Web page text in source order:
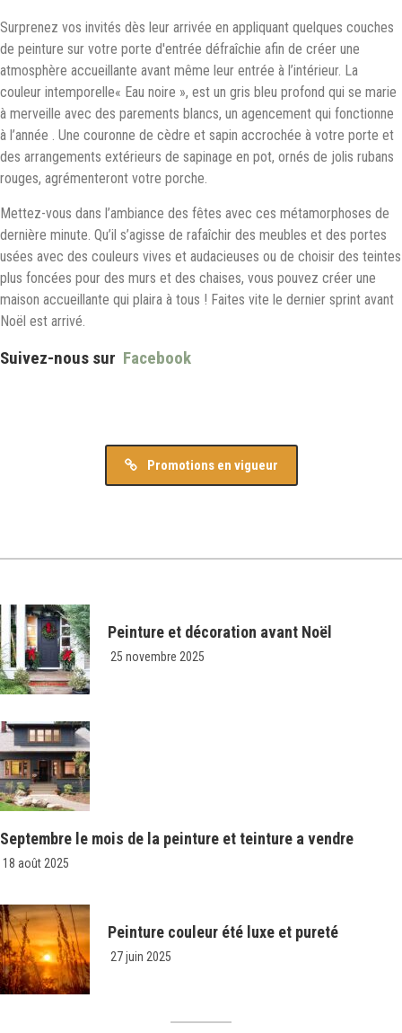
Surprenez vos invités dès leur arrivée en appliquant quelques couches
de peinture sur votre porte d'entrée défraîchie afin de créer une
atmosphère accueillante avant même leur entrée à l’intérieur. La
couleur intemporelle« Eau noire », est un gris bleu profond qui se marie
à merveille avec des parements blancs, un agencement qui fonctionne
à l’année . Une couronne de cèdre et sapin accrochée à votre porte et
des arrangements extérieurs de sapinage en pot, ornés de jolis rubans
rouges, agrémenteront votre porche.
Mettez-vous dans l’ambiance des fêtes avec ces métamorphoses de
dernière minute. Qu’il s’agisse de rafaîchir des meubles et des portes
usées avec des couleurs vives et audacieuses ou de choisir des teintes
plus foncées pour des murs et des chaises, vous pouvez créer une
maison accueillante qui plaira à tous ! Faites vite le dernier sprint avant
Noël est arrivé.
Suivez-nous sur Facebook
Promotions en vigueur
Peinture et décoration avant Noël
25 novembre 2025
Septembre le mois de la peinture et teinture a vendre
18 août 2025
Peinture couleur été luxe et pureté
27 juin 2025